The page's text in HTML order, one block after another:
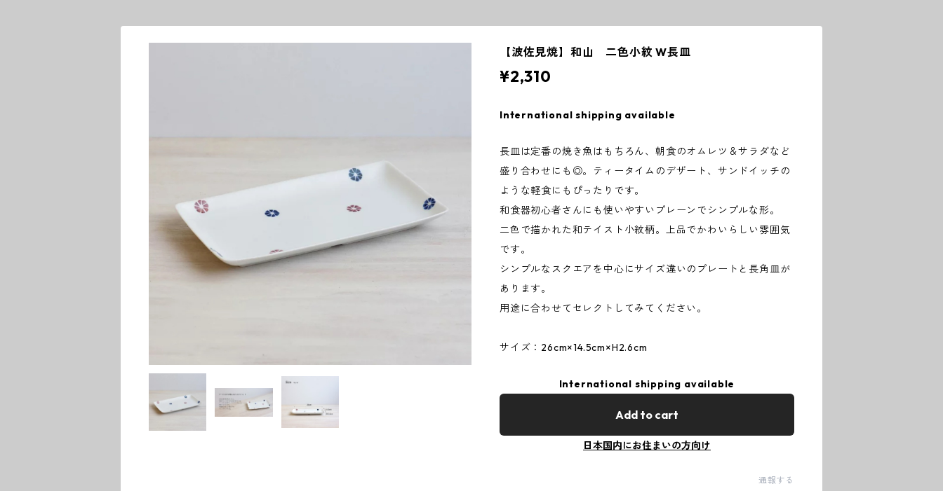
【波佐見焼】和山 二色小紋 W長皿
¥2,310
International shipping available
長皿は定番の焼き魚はもちろん、朝食のオムレツ＆サラダなど
盛り合わせにも◎。ティータイムのデザート、サンドイッチの
ような軽食にもぴったりです。
和食器初心者さんにも使いやすいプレーンでシンプルな形。
二色で描かれた和テイスト小紋柄。上品でかわいらしい雰囲気
です。
シンプルなスクエアを中心にサイズ違いのプレートと長角皿が
あります。
用途に合わせてセレクトしてみてください。
サイズ：26cm×14.5cm×H2.6cm
International shipping available
Add to cart
日本国内にお住まいの方向け
通報する